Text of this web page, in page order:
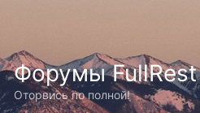
Форумы FullRest
Оторвись по полной!